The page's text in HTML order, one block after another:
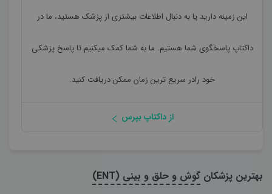
این زمینه دارید یا به دنبال اطلاعات بیشتری از پزشک هستید، ما در
داکتاپ پاسخگوی شما هستیم. ما به شما کمک میکنیم تا پاسخ پزشکی
خود رادر سریع ترین زمان ممکن دریافت کنید.
از داکتاپ بپرس
بهترین پزشکان گوش و حلق و بینی (ENT)